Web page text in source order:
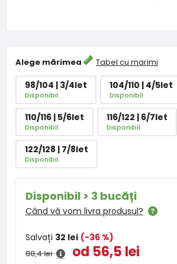
Alege mărimea Tabel cu marimi
98/104 | 3/4let
Disponibil
104/110 | 4/5let
Disponibil
110/116 | 5/6let
Disponibil
116/122 | 6/7let
Disponibil
122/128 | 7/8let
Disponibil
Disponibil > 3 bucăți
Când vă vom livra produsul?
Salvați 32 lei (-36 %)
88,4 lei od 56,5 lei